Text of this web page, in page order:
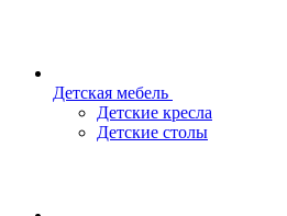
Детская мебель
Детские кресла
Детские столы